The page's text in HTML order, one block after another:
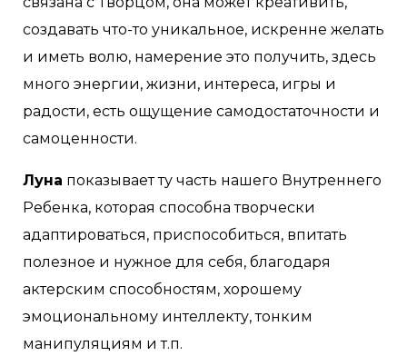
создавать что-то уникальное, искренне желать
и иметь волю, намерение это получить, здесь
много энергии, жизни, интереса, игры и
радости, есть ощущение самодостаточности и
самоценности.
Луна показывает ту часть нашего Внутреннего
Ребенка, которая способна творчески
адаптироваться, приспособиться, впитать
полезное и нужное для себя, благодаря
актерским способностям, хорошему
эмоциональному интеллекту, тонким
манипуляциям и т.п.